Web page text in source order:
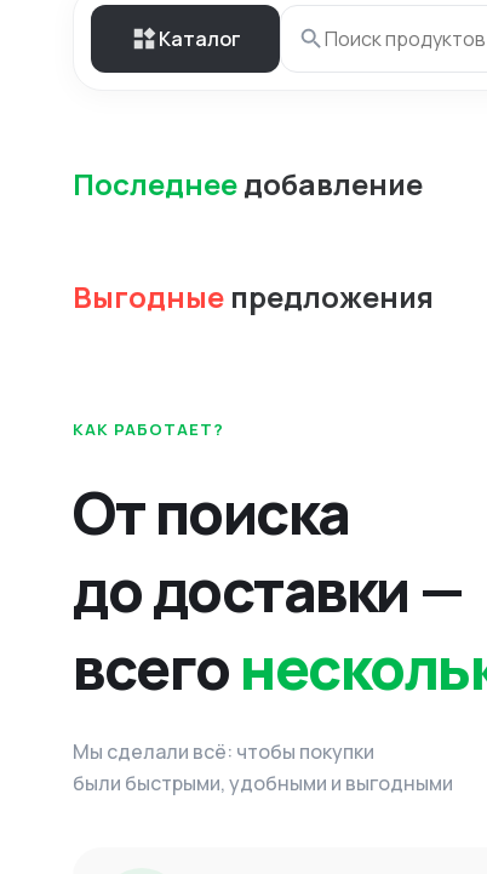
Каталог
Последнеедобавление
Выгодные предложения
КАК РАБОТАЕТ?
От поиска
до доставки —
всего
Мы сделали всё: чтобы покупки
были быстрыми, удобными и выгодными